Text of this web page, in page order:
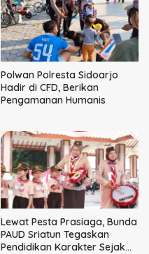
Polwan Polresta Sidoarjo
Hadir di CFD, Berikan
Pengamanan Humanis
Lewat Pesta Prasiaga, Bunda
PAUD Sriatun Tegaskan
Pendidikan Karakter Sejak